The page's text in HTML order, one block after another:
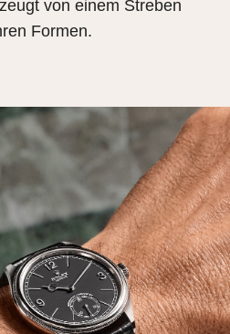
von einem Streben
Formen.